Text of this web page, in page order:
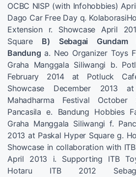
OCBC NISP (with Infohobbies)
Dago Car Free Day q.
Extension r. Showcase April
Square B) Sebagai Gundam
Bandung a. Neo Organizer Toys
Graha Manggala Siliwangi b.
February 2014 at Potluck
Showcase December 2013
Mahadharma Festival
Pancasila e. Bandung Hobbies
Graha Manggala Siliwangi f.
2013 at Paskal Hyper Square g.
Showcase in collaboration with
April 2013 i. Supporting ITB
Hotaru ITB 2012